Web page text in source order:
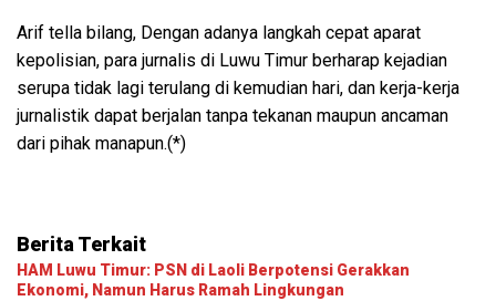
Arif tella bilang, Dengan adanya langkah cepat aparat
kepolisian, para jurnalis di Luwu Timur berharap kejadian
serupa tidak lagi terulang di kemudian hari, dan kerja-kerja
jurnalistik dapat berjalan tanpa tekanan maupun ancaman
dari pihak manapun.(*)
Berita Terkait
HAM Luwu Timur: PSN di Laoli Berpotensi Gerakkan
Ekonomi, Namun Harus Ramah Lingkungan